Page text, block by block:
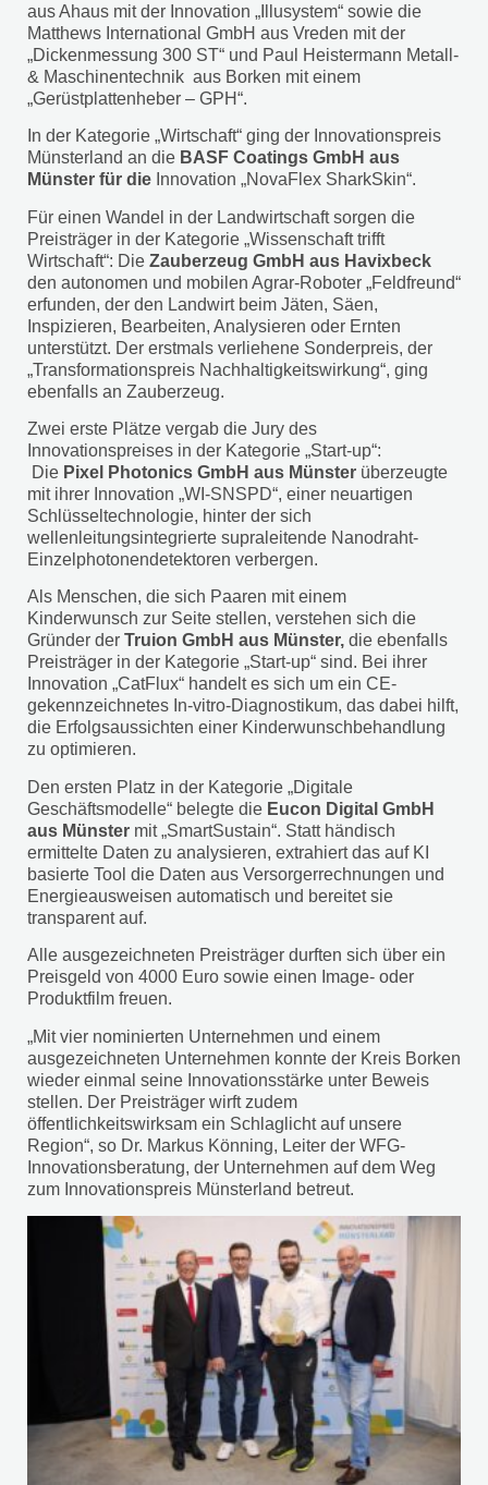
aus Ahaus mit der Innovation „Illusystem“ sowie die
Matthews International GmbH aus Vreden mit der
„Dickenmessung 300 ST“ und Paul Heistermann Metall-
& Maschinentechnik aus Borken mit einem
„Gerüstplattenheber – GPH“.
In der Kategorie „Wirtschaft“ ging der Innovationspreis
Münsterland an die BASF Coatings GmbH aus
Münster für die Innovation „NovaFlex SharkSkin“.
Für einen Wandel in der Landwirtschaft sorgen die
Preisträger in der Kategorie „Wissenschaft trifft
Wirtschaft“: Die Zauberzeug GmbH aus Havixbeck
den autonomen und mobilen Agrar-Roboter „Feldfreund“
erfunden, der den Landwirt beim Jäten, Säen,
Inspizieren, Bearbeiten, Analysieren oder Ernten
unterstützt. Der erstmals verliehene Sonderpreis, der
„Transformationspreis Nachhaltigkeitswirkung“, ging
ebenfalls an Zauberzeug.
Zwei erste Plätze vergab die Jury des
Innovationspreises in der Kategorie „Start-up“:
Die Pixel Photonics GmbH aus Münster überzeugte
mit ihrer Innovation „WI-SNSPD“, einer neuartigen
Schlüsseltechnologie, hinter der sich
wellenleitungsintegrierte supraleitende Nanodraht-
Einzelphotonendetektoren verbergen.
Als Menschen, die sich Paaren mit einem
Kinderwunsch zur Seite stellen, verstehen sich die
Gründer der Truion GmbH aus Münster, die ebenfalls
Preisträger in der Kategorie „Start-up“ sind. Bei ihrer
Innovation „CatFlux“ handelt es sich um ein CE-
gekennzeichnetes In-vitro-Diagnostikum, das dabei hilft,
die Erfolgsaussichten einer Kinderwunschbehandlung
zu optimieren.
Den ersten Platz in der Kategorie „Digitale
Geschäftsmodelle“ belegte die Eucon Digital GmbH
aus Münster mit „SmartSustain“. Statt händisch
ermittelte Daten zu analysieren, extrahiert das auf KI
basierte Tool die Daten aus Versorgerrechnungen und
Energieausweisen automatisch und bereitet sie
transparent auf.
Alle ausgezeichneten Preisträger durften sich über ein
Preisgeld von 4000 Euro sowie einen Image- oder
Produktfilm freuen.
„Mit vier nominierten Unternehmen und einem
ausgezeichneten Unternehmen konnte der Kreis Borken
wieder einmal seine Innovationsstärke unter Beweis
stellen. Der Preisträger wirft zudem
öffentlichkeitswirksam ein Schlaglicht auf unsere
Region“, so Dr. Markus Könning, Leiter der WFG-
Innovationsberatung, der Unternehmen auf dem Weg
zum Innovationspreis Münsterland betreut.